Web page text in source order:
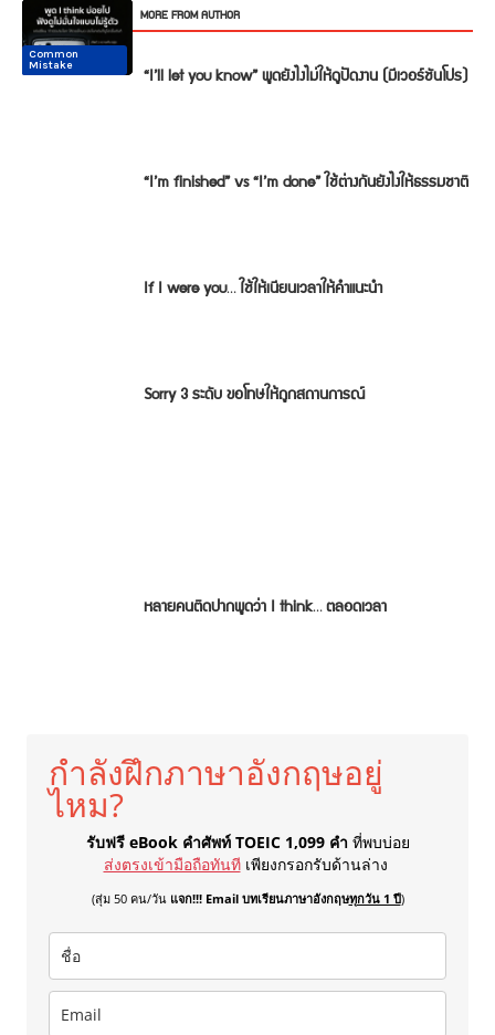
RELATED ARTICLES MORE FROM AUTHOR
Conversation “I’ll let you know” พูดยังไงไม่ให้ดูปัดงาน (มีเวอร์ชันโปร)
Conversation
“I’m finished” vs “I’m done” ใช้ต่างกันยังไงให้ธรรมชาติ
Conversation
If I were you… ใช้ให้เนียนเวลาให้คำแนะนำ
Conversation
Sorry 3 ระดับ ขอโทษให้ถูกสถานการณ์
Common
Mistake
Common
Mistake
หลายคนติดปากพูดว่า I think… ตลอดเวลา
กำลังฝึกภาษาอังกฤษอยู่
ไหม?
รับฟรี eBook คำศัพท์ TOEIC 1,099 คำ ที่พบบ่อย
ส่งตรงเข้ามือถือทันที เพียงกรอกรับด้านล่าง
(สุ่ม 50 คน/วัน แจก!!! Email บทเรียนภาษาอังกฤษทุกวัน 1 ปี)